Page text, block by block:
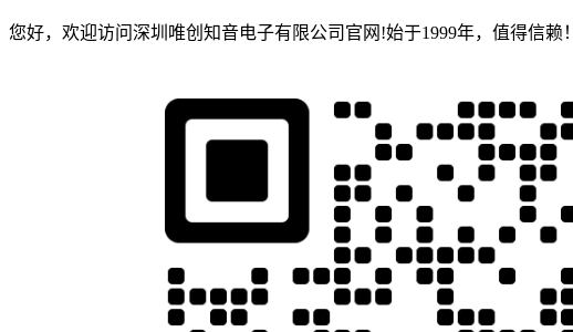
您好，欢迎访问深圳唯创知音电子有限公司官网!始于1999年，值得信赖！